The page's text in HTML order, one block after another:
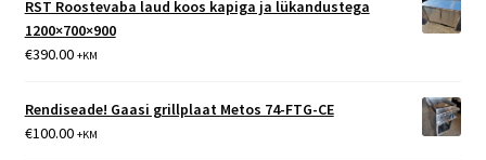
RST Roostevaba laud koos kapiga ja lükandustega
1200×700×900
€390.00 +KM
Rendiseade! Gaasi grillplaat Metos 74-FTG-CE
€100.00 +KM